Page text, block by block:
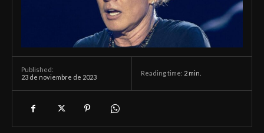
Published:
23 de noviembre de 2023
Reading time: 2 min.